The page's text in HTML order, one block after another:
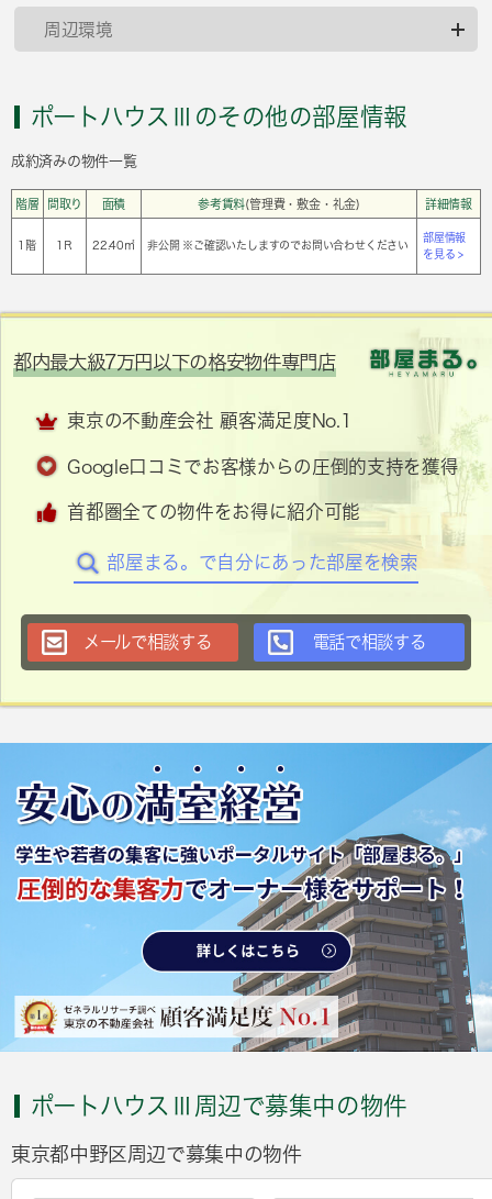
周辺環境
ポートハウスⅢのその他の部屋情報
成約済みの物件一覧
階層 間取り 面積 参考賃料(管理費・敷金・礼金) 詳細情報
1階 1Ｒ 22.40㎡ 非公開 ※ご確認いたしますのでお問い合わせください
部屋情報
を見る >
都内最大級7万円以下の格安物件専門店
東京の不動産会社 顧客満足度No.1
Google口コミでお客様からの圧倒的支持を獲得
首都圏全ての物件をお得に紹介可能
部屋まる。で自分にあった部屋を検索
メールで相談する 電話で相談する
ポートハウスⅢ周辺で募集中の物件
東京都中野区周辺で募集中の物件